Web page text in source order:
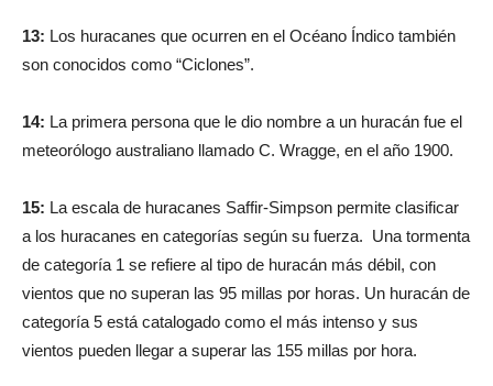
13: Los huracanes que ocurren en el Océano Índico también
son conocidos como “Ciclones”.
14: La primera persona que le dio nombre a un huracán fue el
meteorólogo australiano llamado C. Wragge, en el año 1900.
15: La escala de huracanes Saffir-Simpson permite clasificar
a los huracanes en categorías según su fuerza. Una tormenta
de categoría 1 se refiere al tipo de huracán más débil, con
vientos que no superan las 95 millas por horas. Un huracán de
categoría 5 está catalogado como el más intenso y sus
vientos pueden llegar a superar las 155 millas por hora.